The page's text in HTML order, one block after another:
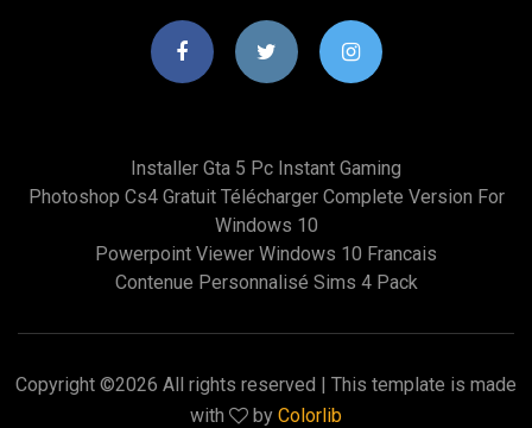
Installer Gta 5 Pc Instant Gaming
Photoshop Cs4 Gratuit Télécharger Complete Version For
Windows 10
Powerpoint Viewer Windows 10 Francais
Contenue Personnalisé Sims 4 Pack
Copyright ©2026 All rights reserved | This template is made
with
by Colorlib